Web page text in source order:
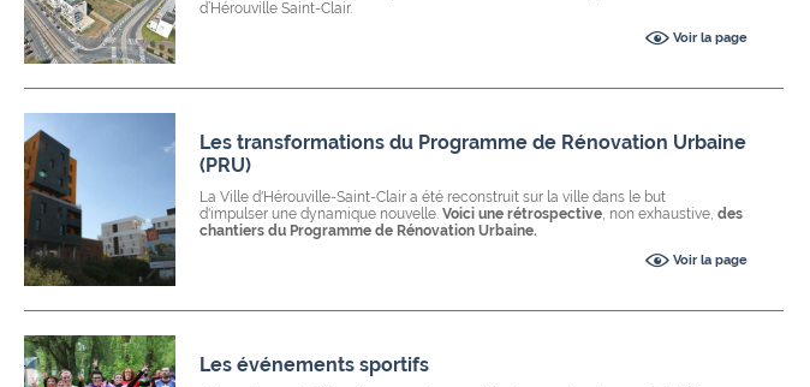
d’Hérouville Saint-Clair.
Voir la page
Les transformations du Programme de Rénovation Urbaine
(PRU)
La Ville d'Hérouville-Saint-Clair a été reconstruit sur la ville dans le but
d'impulser une dynamique nouvelle.Voici une rétrospective, non exhaustive,des
chantiers du Programme de Rénovation Urbaine.
Voir la page
Les événements sportifs